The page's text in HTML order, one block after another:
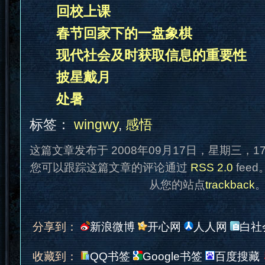
回校上课
春节回家下的一盘象棋
现代社会及时获取信息的重要性
披星戴月
处暑
标签： wingwy,感悟
这篇文章发布于 2008年09月17日，星期三，
您可以跟踪这篇文章的评论通过 RSS 2.0 feed
从您的站点trackback
分享到： 新浪微博 开心网 人人网 白社
收藏到： QQ书签 Google书签
百度搜藏